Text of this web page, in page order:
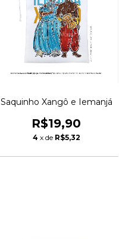
Saquinho Xangô e Iemanjá
R$19,90
4 x de R$5,32